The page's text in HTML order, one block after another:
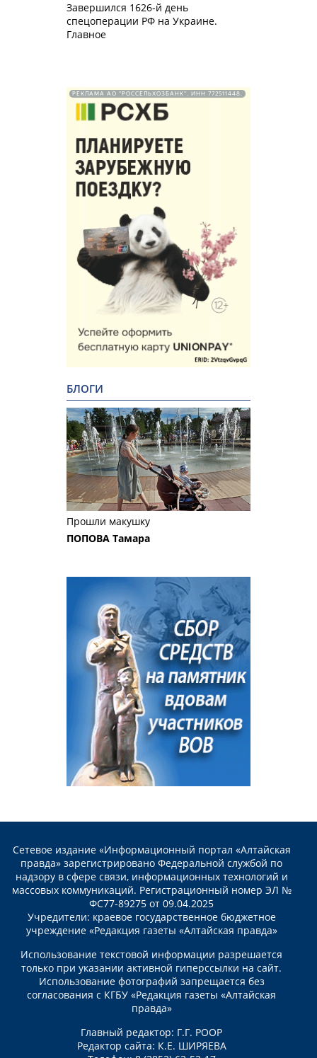
Завершился 1626-й день
спецоперации РФ на Украине.
Главное
РЕКЛАМА АО "РОССЕЛЬХОЗБАНК". ИНН 772511448.
БЛОГИ
Прошли макушку
ПОПОВА Тамара
Сетевое издание «Информационный портал «Алтайская
правда» зарегистрировано Федеральной службой по
надзору в сфере связи, информационных технологий и
массовых коммуникаций. Регистрационный номер ЭЛ №
ФС77-89275 от 09.04.2025
Учредители: краевое государственное бюджетное
учреждение «Редакция газеты «Алтайская правда»
Использование текстовой информации разрешается
только при указании активной гиперссылки на сайт.
Использование фотографий запрещается без
согласования с КГБУ «Редакция газеты «Алтайская
правда»
Главный редактор: Г.Г. РООР
Редактор сайта: К.Е. ШИРЯЕВА